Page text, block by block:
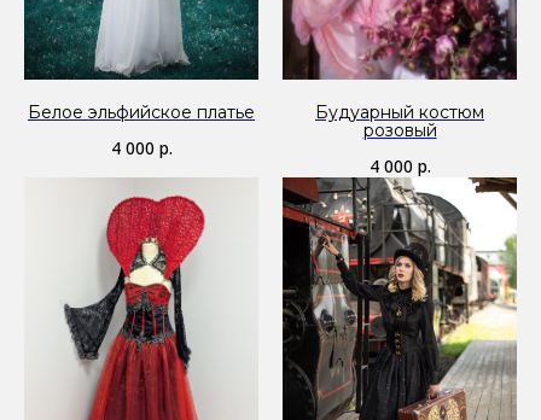
Белое эльфийское платье
4 000 р.
Будуарный костюм
розовый
4 000 р.